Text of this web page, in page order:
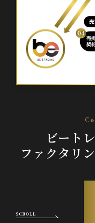
ビート
ファクタリ